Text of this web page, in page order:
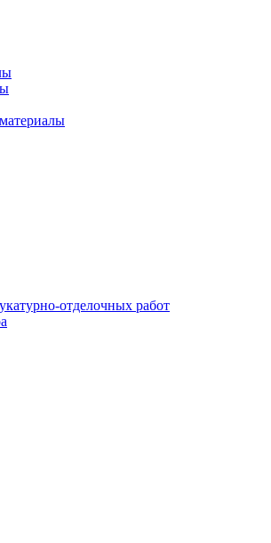
отделочных работ